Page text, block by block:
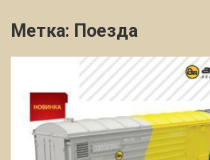
Метка: Поезда